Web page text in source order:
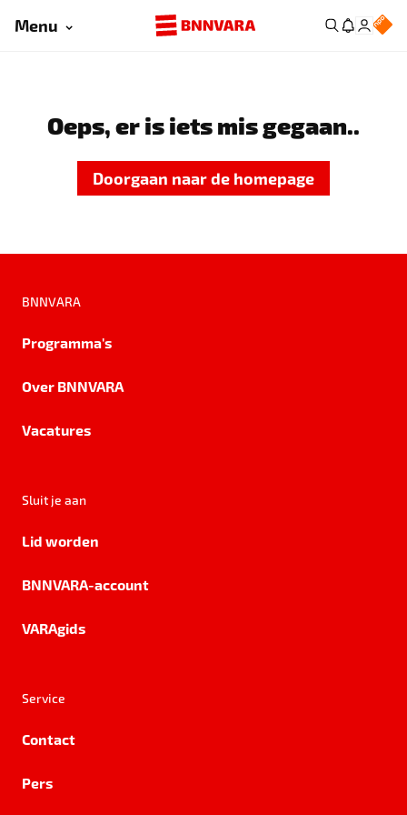
Menu
Oeps, er is iets mis gegaan..
Doorgaan naar de homepage
BNNVARA
Programma's
Over BNNVARA
Vacatures
Sluit je aan
Lid worden
BNNVARA-account
VARAgids
Service
Contact
Pers